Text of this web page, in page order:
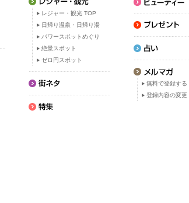
レジャー・観光 TOP
日帰り温泉・日帰り湯
パワースポットめぐり
絶景スポット
ゼロ円スポット
無料で登録する
登録内容の変更